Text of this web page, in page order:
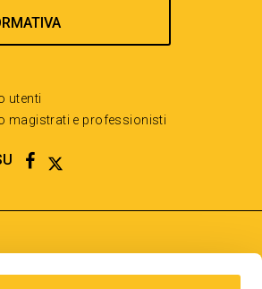
utenti
magistrati e professionisti
FACEBOOK
TWITTER